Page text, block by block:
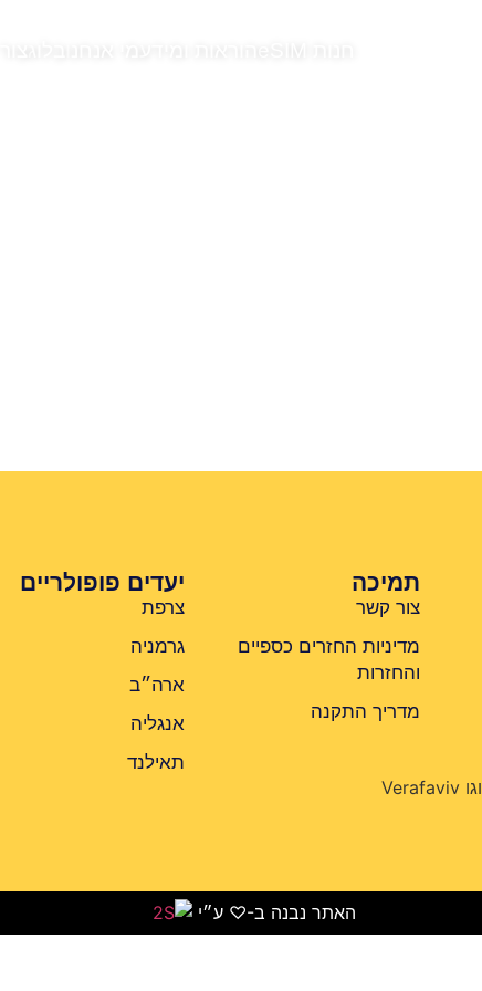
תמיכה
צור קשר
מדיניות החזרים כספיים
והחזרות
מדריך התקנה
יעדים פופולריים
צרפת
גרמניה
ארה״ב
אנגליה
תאילנד
האתר נבנה ב-♡ ע״י